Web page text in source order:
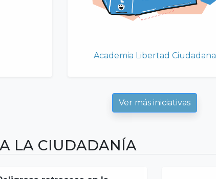
Academia Libertad Ciudadana
Ver más iniciativas
LA CIUDADANÍA